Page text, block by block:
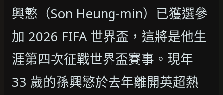
興慜（Son Heung-min）已獲選參
加 2026 FIFA 世界盃，這將是他生
涯第四次征戰世界盃賽事。現年
33 歲的孫興慜於去年離開英超熱